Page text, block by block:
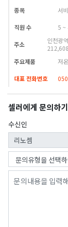
종목 서
직원 수 5 ~
주소
인천광
주요제품
저
대표 전화번호
셀러에게 문의하기
수신인